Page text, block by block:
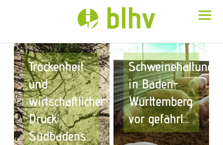
Trockenheit
und
wirtschaftlicher
Druck:
Südbadens...
Schweinehaltung
in Baden-
Württemberg
vor gefährl...